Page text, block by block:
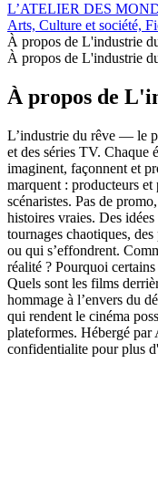
L’ATELIER DES
Arts, Culture et société,
À propos de L'industrie
À propos de L'industrie
À propos de
L’industrie du rêve — le
et des séries TV. Chaque
imaginent, façonnent et
marquent : producteurs et
scénaristes. Pas de
histoires vraies. Des
tournages chaotiques,
ou qui s’effondrent.
réalité ? Pourquoi
Quels sont les films
hommage à l’envers du
qui rendent le cinéma
plateformes. Hébergé
confidentialite pour plus